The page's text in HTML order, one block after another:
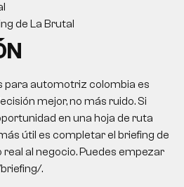
de La Brutal
para automotriz colombia es
mejor, no más ruido. Si
en una hoja de ruta
útil es completar el briefing de
al negocio. Puedes empezar
.